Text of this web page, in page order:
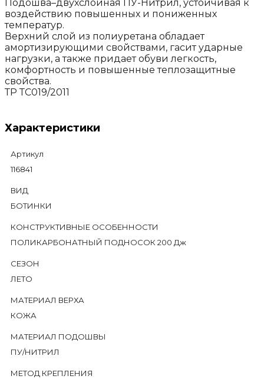
Подошва–двухслойная ПУ-Нитрил, устойчивая к
воздействию повышенных и пониженных
температур.
Верхний слой из полиуретана обладает
амортизирующими свойствами, гасит ударные
нагрузки, а также придает обуви легкость,
комфортность и повышенные теплозащитные
свойства.
ТР ТС019/2011
Характеристики
Артикул
116841
ВИД
БОТИНКИ
КОНСТРУКТИВНЫЕ ОСОБЕННОСТИ
ПОЛИКАРБОНАТНЫЙ ПОДНОСОК 200 Дж
СЕЗОН
ЛЕТО
МАТЕРИАЛ ВЕРХА
КОЖА
МАТЕРИАЛ ПОДОШВЫ
ПУ/НИТРИЛ
МЕТОД КРЕПЛЕНИЯ